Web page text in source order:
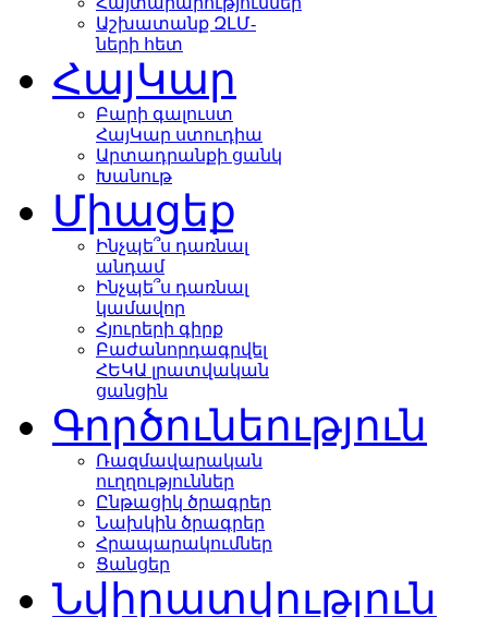
Աշխատանք ԶԼՄ-
ների հետ
ՀայԿար
Բարի գալուստ
ՀայԿար ստուդիա
Արտադրանքի ցանկ
Խանութ
Միացեք
Ինչպե՞ս դառնալ
անդամ
Ինչպե՞ս դառնալ
կամավոր
Հյուրերի գիրք
Բաժանորդագրվել
ՀԵԿԱ լրատվական
ցանցին
Գործունեություն
Ռազմավարական
ուղղություններ
Ընթացիկ ծրագրեր
Նախկին ծրագրեր
Հրապարակումներ
Ցանցեր
Նվիրատվություն